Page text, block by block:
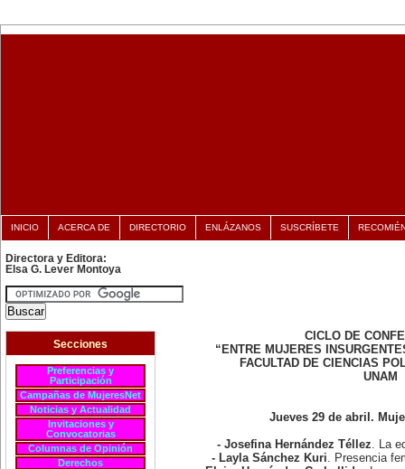
INICIO ACERCA DE DIRECTORIO ENLÁZANOS SUSCRÍBETE
Directora y Editora:
Elsa G. Lever Montoya
Secciones
Preferencias y
Participación
Campañas de MujeresNet
Noticias y Actualidad
Invitaciones y
Convocatorias
Columnas de Opinión
Derechos
CICLO DE
“ENTRE MUJERES
FACULTAD DE CIENCIAS
UNAM
Jueves 29 de abril.
- Josefina Hernández Téllez . La
- Layla Sánchez Kuri . Presencia